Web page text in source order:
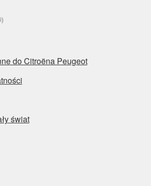
do Citroëna Peugeot
świat